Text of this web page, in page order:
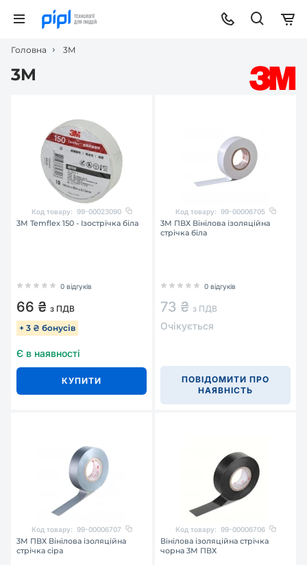
Головна 3M
3M
Код товару: 99-00023090
3М Temflex 150 - Ізострічка біла
0 відгуків
66 ₴ з ПДВ
+ 3 ₴ бонусів
Є в наявності
КУПИТИ
Код товару: 99-00006705
3М ПВХ Вінілова ізоляційна
стрічка біла
0 відгуків
73 ₴ з ПДВ
Очікується
ПОВІДОМИТИ ПРО
НАЯВНІСТЬ
Код товару: 99-00006707
3М ПВХ Вінілова ізоляційна
стрічка сіра
Код товару: 99-00006706
Вінілова ізоляційна стрічка
чорна 3М ПВХ